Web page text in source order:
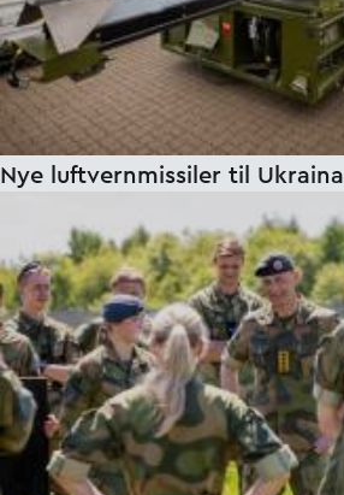
Nye luftvernmissiler til Ukraina